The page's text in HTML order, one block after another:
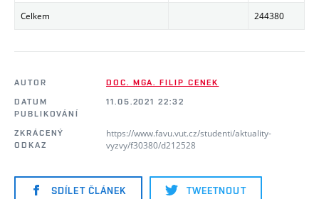
Celkem 244380
AUTOR
DOC. MGA. FILIP CENEK
DATUM
PUBLIKOVÁNÍ
11.05.2021 22:32
ZKRÁCENÝ
ODKAZ
https://www.favu.vut.cz/studenti/aktuality-
vyzvy/f30380/d212528
SDÍLET ČLÁNEK TWEETNOUT